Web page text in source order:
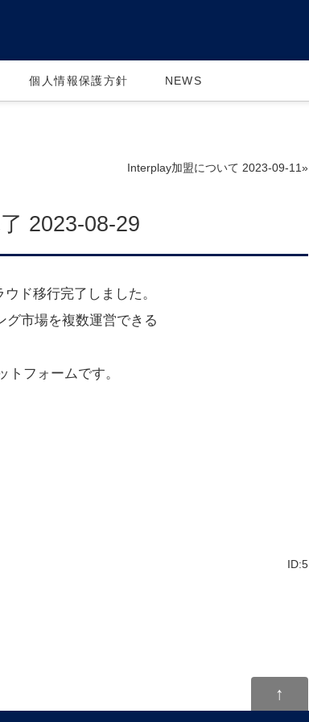
個人情報保護方針 NEWS
Interplay加盟について 2023-09-11»
2023-08-29
ド移行完了しました。
市場を複数運営できる
フォームです。
ID:5
↑